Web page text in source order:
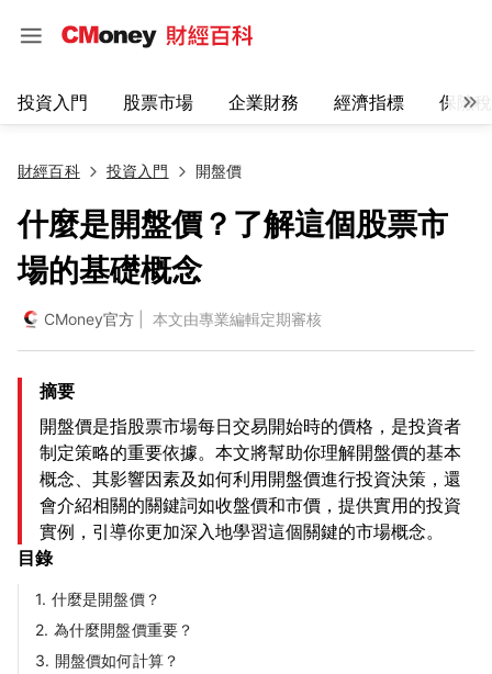
投資入門 股票市場 企業財務 經濟指標 保險
財經百科 投資入門 開盤價
什麼是開盤價？了解這個股票市
場的基礎概念
CMoney官方 | 本文由專業編輯定期審核
摘要
開盤價是指股票市場每日交易開始時的價格，是投資者
制定策略的重要依據。本文將幫助你理解開盤價的基本
概念、其影響因素及如何利用開盤價進行投資決策，還
會介紹相關的關鍵詞如收盤價和市價，提供實用的投資
實例，引導你更加深入地學習這個關鍵的市場概念。
目錄
1. 什麼是開盤價？
2. 為什麼開盤價重要？
3. 開盤價如何計算？